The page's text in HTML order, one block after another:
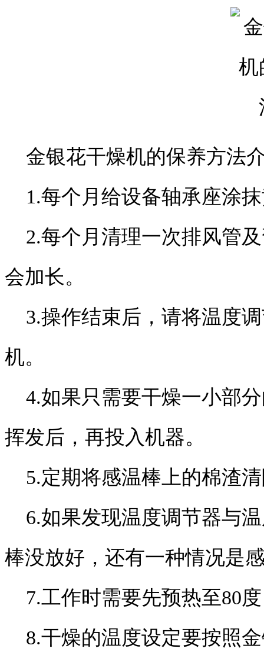
金银花干燥机的保养方法
1.每个月给设备轴承座涂
2.每个月清理一次排风管
会加长。
3.操作结束后，请将温度
机。
4.如果只需要干燥一小部
挥发后，再投入机器。
5.定期将感温棒上的棉渣
6.如果发现温度调节器与
棒没放好，还有一种情况是
7.工作时需要先预热至80
8.干燥的温度设定要按照